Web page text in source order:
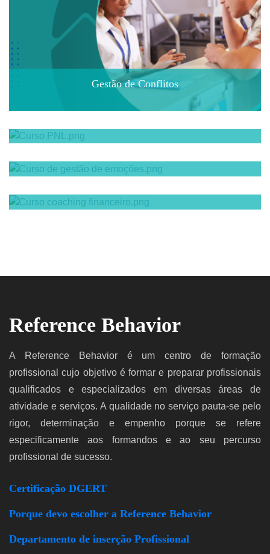
Gestão de Conflitos
Reference Behavior
A Reference Behavior é um centro de formação
profissional cujo objetivo é formar e preparar profissionais
qualificados e especializados em diversas áreas de
atividade e serviços. A qualidade no serviço pauta-se pelo
rigor, determinação e empenho porque se refere
especificamente aos formandos e ao seu percurso
profissional de sucesso.
Certificação DGERT
Porque devo escolher a Reference Behavior
Departamento de inserção Profissional